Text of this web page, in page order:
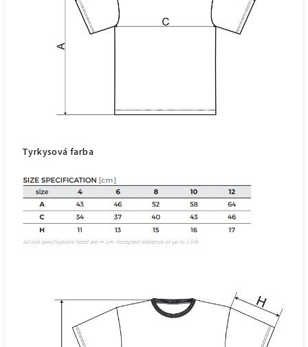
Tyrkysová farba